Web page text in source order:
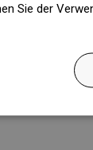
Sie der